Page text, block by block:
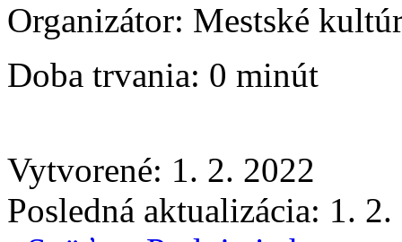
Organizátor: Mestské
Doba trvania: 0 minút
Vytvorené: 1. 2. 2022
Posledná aktualizácia: 1.